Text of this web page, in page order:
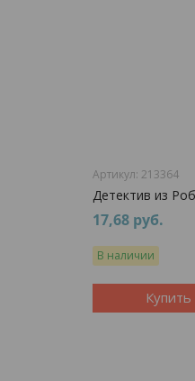
213364
Детектив из
17,68 руб.
В наличии
Купить